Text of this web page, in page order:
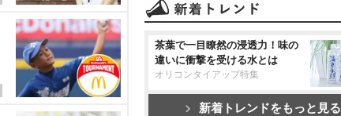
茶葉で一目瞭然の浸透力！味の
違いに衝撃を受ける水とは
オリコンタイアップ特集
新着トレンドをもっと見る